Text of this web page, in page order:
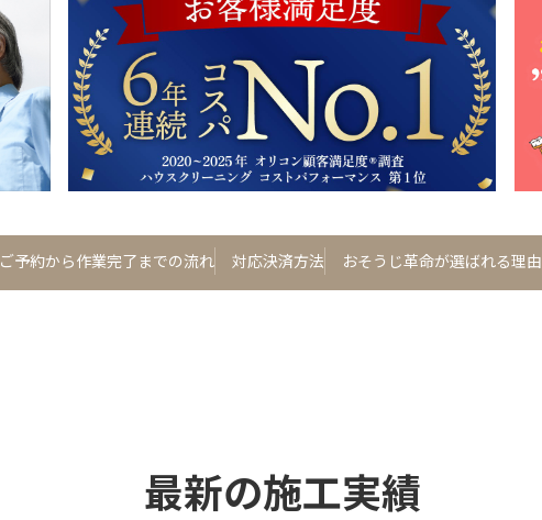
ご予約から作業完了までの流れ 対応決済方法 おそうじ革命が選ばれる理由
最新の施工実績